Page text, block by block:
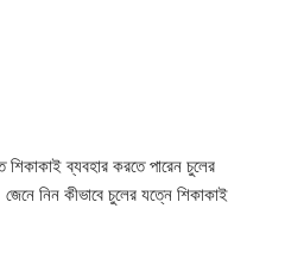
ব্যবহার করতে পারেন চুলের
নিন কীভাবে চুলের যত্নে শিকাকাই